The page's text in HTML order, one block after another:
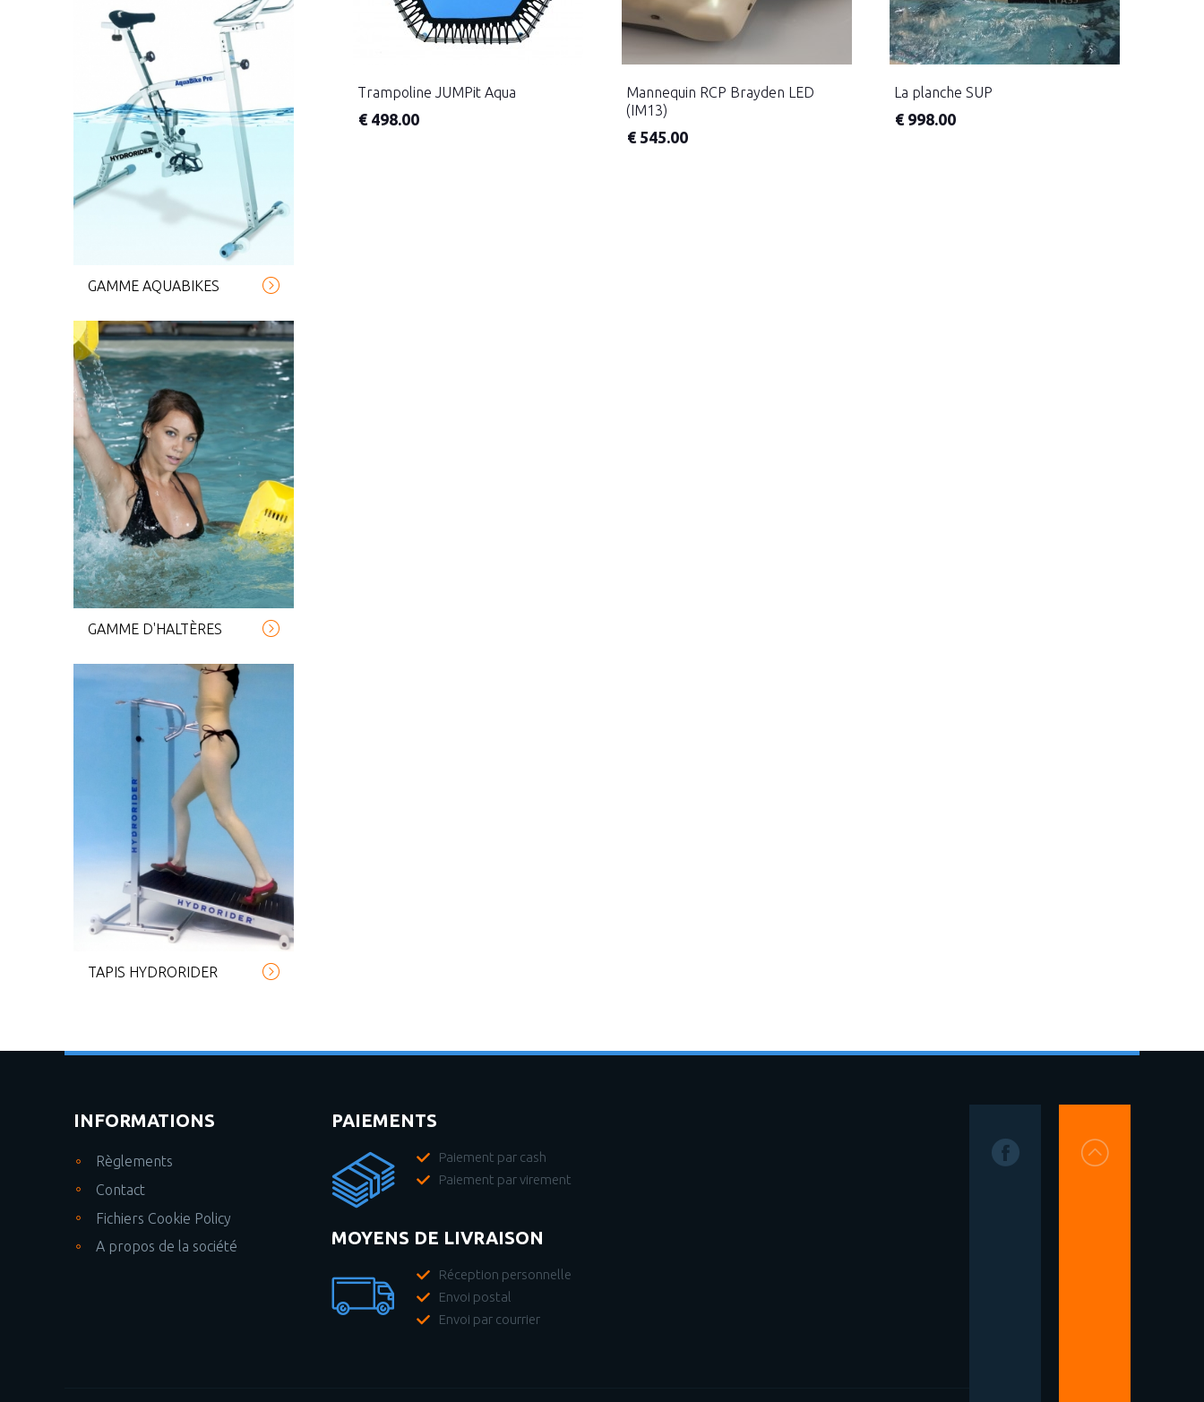
GAMME AQUABIKES
GAMME D'HALTÈRES
TAPIS HYDRORIDER
Trampoline JUMPit Aqua
€ 498.00
Mannequin RCP Brayden LED
(IM13)
€545.00
La planche SUP
€ 998.00
INFORMATIONS
Règlements
Contact
Fichiers Cookie Policy
A propos de la société
PAIEMENTS
Paiement par cash
Paiement par virement
MOYENS DE LIVRAISON
Réception personnelle
Envoi postal
Envoi par courrier